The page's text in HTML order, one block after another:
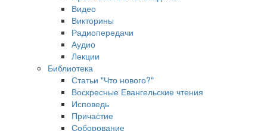
Видео
Викторины
Радиопередачи
Аудио
Лекции
Библиотека
Статьи "Что нового?"
Воскресные Евангельские чтения
Исповедь
Причастие
Соборование